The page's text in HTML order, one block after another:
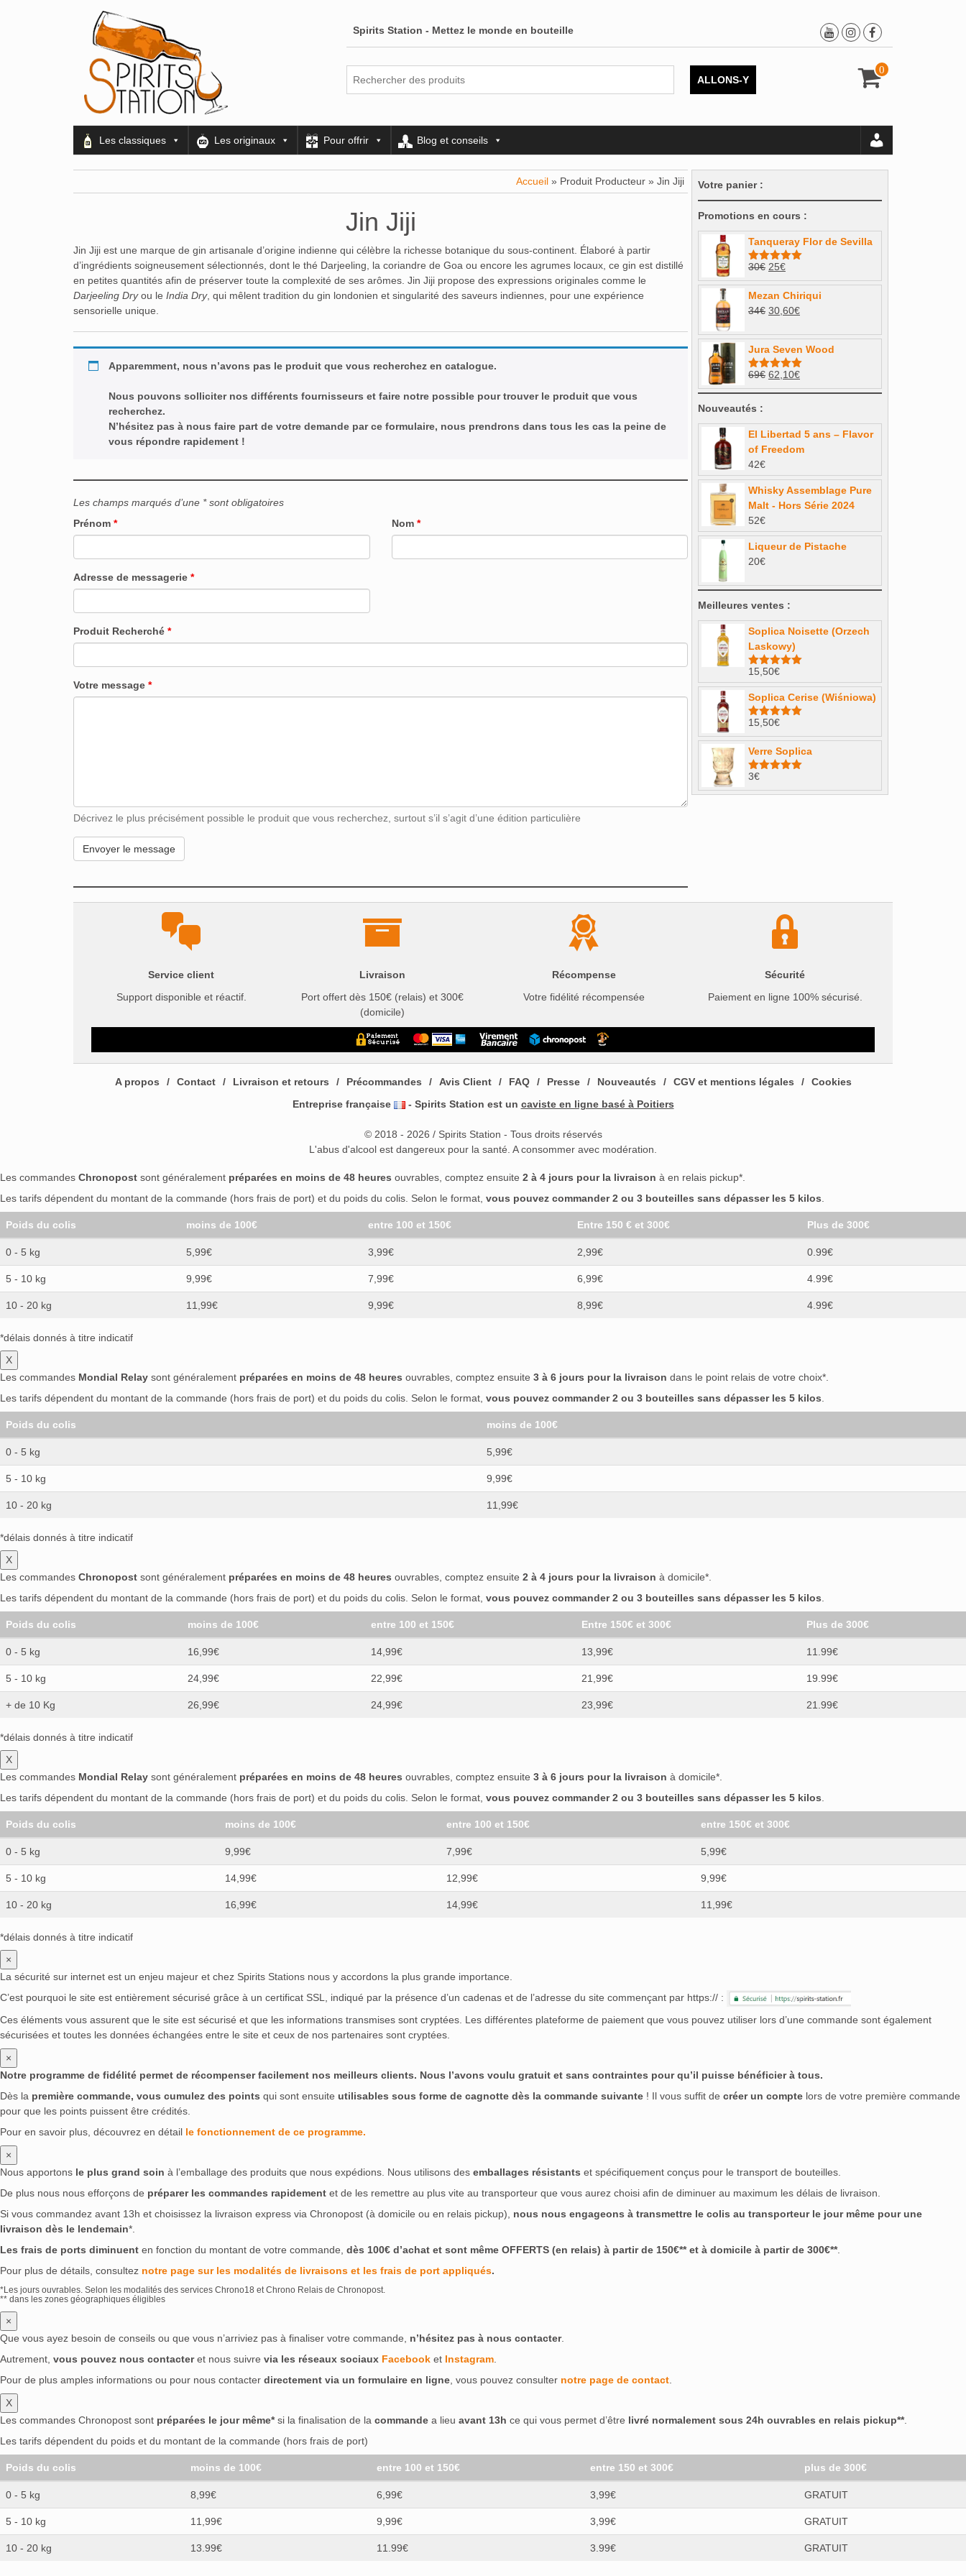
Spirits Station - Mettez le monde en bouteille
0
ALLONS-Y
Les classiques Les originaux Pour offrir Blog et conseils
Accueil » Produit Producteur » Jin Jiji
Jin Jiji
Jin Jiji est une marque de gin artisanale d’origine indienne qui célèbre la richesse botanique du sous-continent. Élaboré à partir
d’ingrédients soigneusement sélectionnés, dont le thé Darjeeling, la coriandre de Goa ou encore les agrumes locaux, ce gin est distillé
en petites quantités afin de préserver toute la complexité de ses arômes. Jin Jiji propose des expressions originales comme le
Darjeeling Dryou le India Dry, qui mêlent tradition du gin londonien et singularité des saveurs indiennes, pour une expérience
sensorielle unique.
Apparemment, nous n’avons pas le produit que vous recherchez en catalogue.
Nous pouvons solliciter nos différents fournisseurs et faire notre possible pour trouver le produit que vous
recherchez.
N’hésitez pas à nous faire part de votre demande par ce formulaire, nous prendrons dans tous les cas la peine de
vous répondre rapidement !
Les champs marqués d’une * sont obligatoires
Prénom * Nom *
Adresse de messagerie *
Produit Recherché *
Votre message *
Décrivez le plus précisément possible le produit que vous recherchez, surtout s’il s’agit d’une édition particulière
Votre panier :
Promotions en cours :
Tanqueray Flor de Sevilla
Note5.00
sur 5
30€ Le
prix
initial
était :
25€Le
prix
actuel
est :
Mezan Chiriqui
34€ Le
initial
était :
34€.
30,60€Le
actuel
est :
30,60€.
Jura Seven Wood
Note5.00
sur 5
69€ Le
prix
69€.
62,10€Le
prix
62,10€.
Nouveautés :
El Libertad 5 ans – Flavor
of Freedom
42€
Whisky Assemblage Pure
Malt - Hors Série 2024
52€
Liqueur de Pistache
20€
Meilleures ventes :
Soplica Noisette (Orzech
Laskowy)
Note4.98
sur 5
15,50€
Soplica Cerise (Wiśniowa)
Note5.00
sur 5
15,50€
Verre Soplica
Note
sur 5
3€
Service client
Support disponible et réactif.
Livraison
Port offert dès 150€ (relais) et 300€
(domicile)
Récompense
Votre fidélité récompensée
Sécurité
Paiement en ligne 100% sécurisé.
A propos Contact Livraison et retours Précommandes Avis Client FAQ Presse Nouveautés CGV et mentions légales
Cookies
Entreprise française
- Spirits Station est un caviste en ligne basé à Poitiers
© 2018 - 2026 / Spirits Station - Tous droits réservés
L'abus d'alcool est dangereux pour la santé. A consommer avec modération.
Les commandes Chronopost sont généralement préparées en moins de 48 heures ouvrables, comptez ensuite 2 à 4 jours pour la livraison à en relais pickup*.
Les tarifs dépendent du montant de la commande (hors frais de port) et du poids du colis. Selon le format, vous pouvez commander 2 ou 3 bouteilles sans dépasser les 5 kilos
Poids du colis moins de 100€ entre 100 et 150€ Entre 150 € et 300€ Plus de 300€
0 - 5 kg 5,99€ 3,99€ 2,99€ 0.99€
5 - 10 kg 9,99€ 7,99€ 6,99€ 4.99€
10 - 20 kg 11,99€ 9,99€ 8,99€ 4.99€
*délais donnés à titre indicatif
X
Les commandes Mondial Relay sont généralement préparées en moins de 48 heures ouvrables, comptez ensuite 3 à 6 jours pour la livraison dans le point relais de votre choix*.
Les tarifs dépendent du montant de la commande (hors frais de port) et du poids du colis. Selon le format, vous pouvez commander 2 ou 3 bouteilles sans dépasser les 5 kilos
Poids du colis moins de 100€
0 - 5 kg 5,99€
5 - 10 kg 9,99€
10 - 20 kg 11,99€
*délais donnés à titre indicatif
X
Les commandes Chronopost sont généralement préparées en moins de 48 heures ouvrables, comptez ensuite 2 à 4 jours pour la livraison à domicile*.
Les tarifs dépendent du montant de la commande (hors frais de port) et du poids du colis. Selon le format, vous pouvez commander 2 ou 3 bouteilles sans dépasser les 5 kilos
Poids du colis moins de 100€ entre 100 et 150€ Entre 150€ et 300€ Plus de 300€
0 - 5 kg 16,99€ 14,99€ 13,99€ 11.99€
5 - 10 kg 24,99€ 22,99€ 21,99€ 19.99€
+ de 10 Kg 26,99€ 24,99€ 23,99€ 21.99€
*délais donnés à titre indicatif
X
Les commandes Mondial Relay sont généralement préparées en moins de 48 heures ouvrables, comptez ensuite 3 à 6 jours pour la livraison à domicile*.
Les tarifs dépendent du montant de la commande (hors frais de port) et du poids du colis. Selon le format, vous pouvez commander 2 ou 3 bouteilles sans dépasser les 5 kilos
Poids du colis moins de 100€ entre 100 et 150€ entre 150€ et 300€
0 - 5 kg 9,99€ 7,99€ 5,99€
5 - 10 kg 14,99€ 12,99€ 9,99€
10 - 20 kg 16,99€ 14,99€ 11,99€
*délais donnés à titre indicatif
×
La sécurité sur internet est un enjeu majeur et chez Spirits Stations nous y accordons la plus grande importance.
C’est pourquoi le site est entièrement sécurisé grâce à un certificat SSL, indiqué par la présence d’un cadenas et de l’adresse du site commençant par https:// :
Ces éléments vous assurent que le site est sécurisé et que les informations transmises sont cryptées. Les différentes plateforme de paiement que vous pouvez utiliser lors d’une commande sont également
sécurisées et toutes les données échangées entre le site et ceux de nos partenaires sont cryptées.
×
Notre programme de fidélité permet de récompenser facilement nos meilleurs clients. Nous l’avons voulu gratuit et sans contraintes pour qu’il puisse bénéficier à tous.
Dès la première commande, vous cumulez des points qui sont ensuite utilisables sous forme de cagnotte dès la commande suivante ! Il vous suffit de créer un compte lors de votre première commande
pour que les points puissent être crédités.
Pour en savoir plus, découvrez en détail le fonctionnement de ce programme.
×
Nous apportons le plus grand soin à l’emballage des produits que nous expédions. Nous utilisons des emballages résistants et spécifiquement conçus pour le transport de bouteilles.
De plus nous nous efforçons de préparer les commandes rapidement et de les remettre au plus vite au transporteur que vous aurez choisi afin de diminuer au maximum les délais de livraison.
Si vous commandez avant 13h et choisissez la livraison express via Chronopost (à domicile ou en relais pickup), nous nous engageons à transmettre le colis au transporteur le jour même pour une
livraison dès le lendemain*.
Les frais de ports diminuent en fonction du montant de votre commande, dès 100€ d’achat et sont même OFFERTS (en relais) à partir de 150€** et à domicile à partir de 300€**.
Pour plus de détails, consultez notre page sur les modalités de livraisons et les frais de port appliqués.
*Les jours ouvrables. Selon les modalités des services Chrono18 et Chrono Relais de Chronopost.
** dans les zones géographiques éligibles
×
Que vous ayez besoin de conseils ou que vous n’arriviez pas à finaliser votre commande, n’hésitez pas à nous contacter.
Autrement, vous pouvez nous contacteret nous suivre via les réseaux sociaux Facebook et Instagram
Pour de plus amples informations ou pour nous contacter directement via un formulaire en ligne , vous pouvez consulter notre page de contact
X
Les commandes Chronopost sont préparées le jour même*si la finalisation de la commande a lieu avant 13h ce qui vous permet d’être livré normalement sous 24h ouvrables en relais pickup**.
Les tarifs dépendent du poids et du montant de la commande (hors frais de port)
Poids du colis moins de 100€ entre 100 et 150€ entre 150 et 300€ plus de 300€
0 - 5 kg 8,99€ 6,99€ 3,99€ GRATUIT
5 - 10 kg 11,99€ 9,99€ 3,99€ GRATUIT
10 - 20 kg 13.99€ 11.99€ 3.99€ GRATUIT